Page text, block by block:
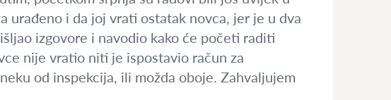
urađeno i da joj vrati ostatak novca, jer je u dva
izgovore i navodio kako će početi raditi
nije vratio niti je ispostavio račun za
od inspekcija, ili možda oboje. Zahvaljujem